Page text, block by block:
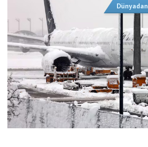
Dünyadan